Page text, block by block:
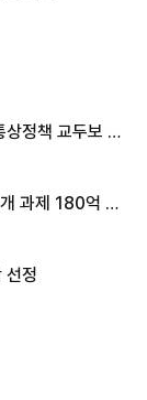
정책 교두보 활
과제 180억 지
선정